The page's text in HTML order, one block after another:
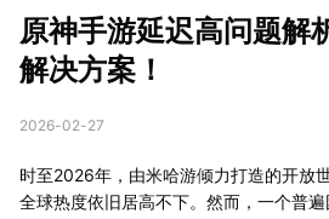
原神手游延迟高问题解
解决方案！
2026-02-27
时至2026年，由米哈游倾力打造的开放
全球热度依旧居高不下。然而，一个普